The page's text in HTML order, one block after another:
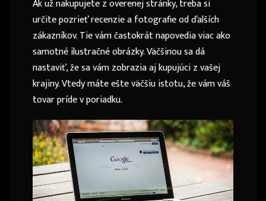
Ak už nakupujete z overenej stránky, treba si
určite pozrieť recenzie a fotografie od ďalších
zákazníkov. Tie vám častokrát napovedia viac ako
samotné ilustračné obrázky. Väčšinou sa dá
nastaviť, že sa vám zobrazia aj kupujúci z vašej
krajiny. Vtedy máte ešte väčšiu istotu, že vám váš
tovar príde v poriadku.